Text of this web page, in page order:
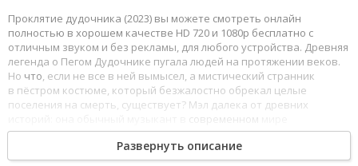
Проклятие дудочника (2023) вы можете смотреть онлайн
полностью в хорошем качестве HD 720 и 1080p бесплатно с
отличным звуком и без рекламы, для любого устройства. Древняя
легенда о Пегом Дудочнике пугала людей на протяжении веков.
Но что, если не все в ней вымысел, а мистический странник
в пёстром костюме, который безжалостно обрекал целые
поселения на смерть, существует? Мэл далека от древних
современном
и старается лишь обеспечить свою дочь.
Развернуть описание